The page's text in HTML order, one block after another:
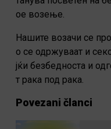
ое возење.
Нашите возачи се
о се одржуваат и
јќи безбедноста и
т рака под рака.
Povezani članci